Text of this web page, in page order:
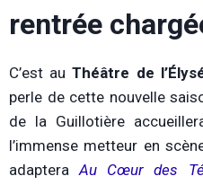
rentrée
C’est auThéâtre de
perle de cette nouvelle
de la Guillotière
l’immense metteur en
adapteraAu Cœur des